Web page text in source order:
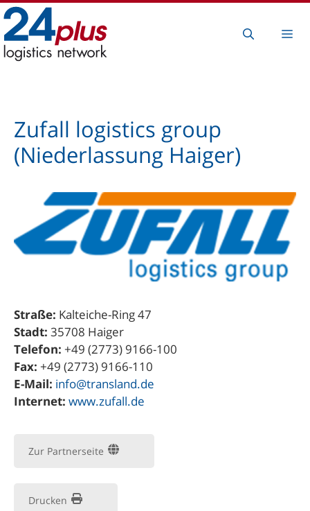
Zum
Inhalt
springen
Zufall logistics group
(Niederlassung Haiger)
Straße: Kalteiche-Ring 47
Stadt: 35708 Haiger
Telefon: +49 (2773) 9166-100
Fax: +49 (2773) 9166-110
E-Mail: info@transland.de
Internet: www.zufall.de
Zur Partnerseite
Drucken